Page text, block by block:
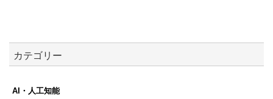
カテゴリー
AI・人工知能